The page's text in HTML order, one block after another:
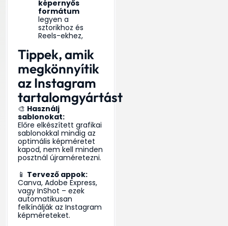
képernyős
formátum
legyen a
sztorikhoz és
Reels-ekhez,
Tippek, amik
megkönnyítik
az Instagram
tartalomgyártást
🎨 Használj
sablonokat:
Előre elkészített grafikai
sablonokkal mindig az
optimális képméretet
kapod, nem kell minden
posztnál újraméretezni.
📱 Tervező appok:
Canva, Adobe Express,
vagy InShot – ezek
automatikusan
felkínálják az Instagram
képméreteket.